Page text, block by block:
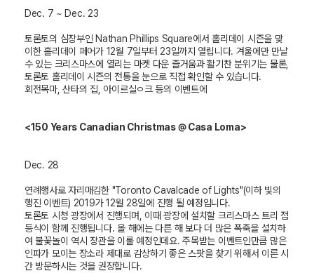
Dec. 7 ~ Dec. 23
토론토의 심장부인 Nathan Phillips Square에서 홀리데이 시즌을 맞
이한 홀리데이 페어가 12월 7일부터 23일까지 열립니다. 겨울에만 만날
수 있는 크리스마스에 열리는 마켓 다운 즐거움과 활기찬 분위기는 물론,
토론토 홀리데이 시즌의 전통을 눈으로 직접 확인할 수 있습니다.
회전목마, 산타의 집, 아이르실ㅇ크 등의 이벤트에
<150 Years Canadian Christmas @ Casa Loma>
Dec. 28
연례행사로 자리매김한 "Toronto Cavalcade of Lights"(이하 빛의
행진 이벤트) 2019가 12월 28일에 진행 될 예정입니다.
토론토 시청 광장에서 진행되며, 이때 광장에 설치할 크리스마스 트리 점
등식이 함께 진행됩니다. 올 해에는 다른 해 보다 더 많은 폭죽을 설치하
여 불꽃놀이 역시 장관을 이룰 예정인데요. 주목받는 이벤트인만큼 많은
인파가 모이는 장소라 제대로 감상하기 좋은 스팟을 찾기 위해서 이른 시
간 방문하시는 것을 권장합니다.